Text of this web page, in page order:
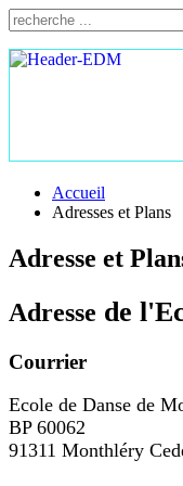
Accueil
Adresses et Plans
Adresse et
Adresse de
Courrier
Ecole de Danse de
BP 60062
91311 Monthléry